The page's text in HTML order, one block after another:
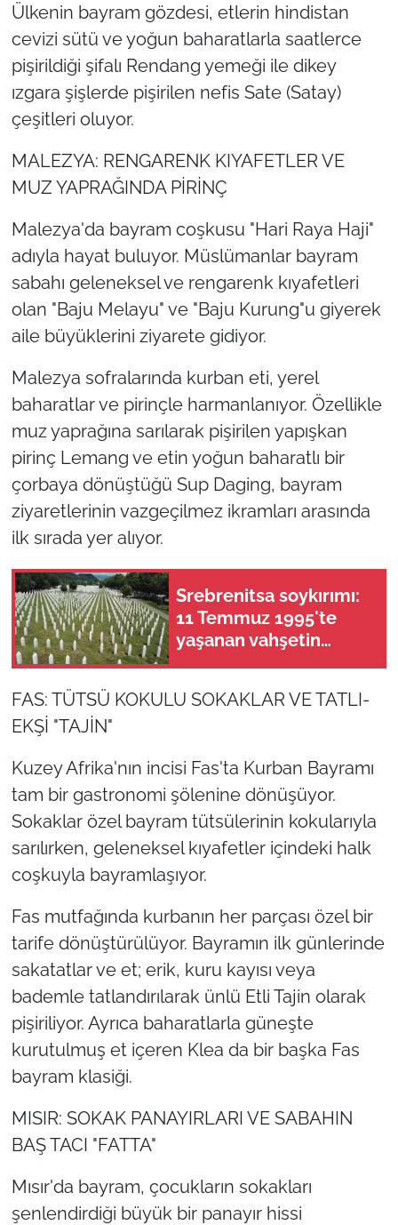
Ülkenin bayram gözdesi, etlerin hindistan
cevizi sütü ve yoğun baharatlarla saatlerce
pişirildiği şifalı Rendang yemeği ile dikey
ızgara şişlerde pişirilen nefis Sate (Satay)
çeşitleri oluyor.
MALEZYA: RENGARENK KIYAFETLER VE
MUZ YAPRAĞINDA PİRİNÇ
Malezya'da bayram coşkusu "Hari Raya Haji"
adıyla hayat buluyor. Müslümanlar bayram
sabahı geleneksel ve rengarenk kıyafetleri
olan "Baju Melayu" ve "Baju Kurung"u giyerek
aile büyüklerini ziyarete gidiyor.
Malezya sofralarında kurban eti, yerel
baharatlar ve pirinçle harmanlanıyor. Özellikle
muz yaprağına sarılarak pişirilen yapışkan
pirinç Lemang ve etin yoğun baharatlı bir
çorbaya dönüştüğü Sup Daging, bayram
ziyaretlerinin vazgeçilmez ikramları arasında
ilk sırada yer alıyor.
Srebrenitsa soykırımı:
11 Temmuz 1995'te
yaşanan vahşetin
FAS: TÜTSÜ KOKULU SOKAKLAR VE TATLI-
EKŞİ "TAJİN"
Kuzey Afrika'nın incisi Fas'ta Kurban Bayramı
tam bir gastronomi şölenine dönüşüyor.
Sokaklar özel bayram tütsülerinin kokularıyla
sarılırken, geleneksel kıyafetler içindeki halk
coşkuyla bayramlaşıyor.
Fas mutfağında kurbanın her parçası özel bir
tarife dönüştürülüyor. Bayramın ilk günlerinde
sakatatlar ve et; erik, kuru kayısı veya
bademle tatlandırılarak ünlü Etli Tajin olarak
pişiriliyor. Ayrıca baharatlarla güneşte
kurutulmuş et içeren Klea da bir başka Fas
bayram klasiği.
MISIR: SOKAK PANAYIRLARI VE SABAHIN
BAŞ TACI "FATTA"
Mısır'da bayram, çocukların sokakları
şenlendirdiği büyük bir panayır hissi